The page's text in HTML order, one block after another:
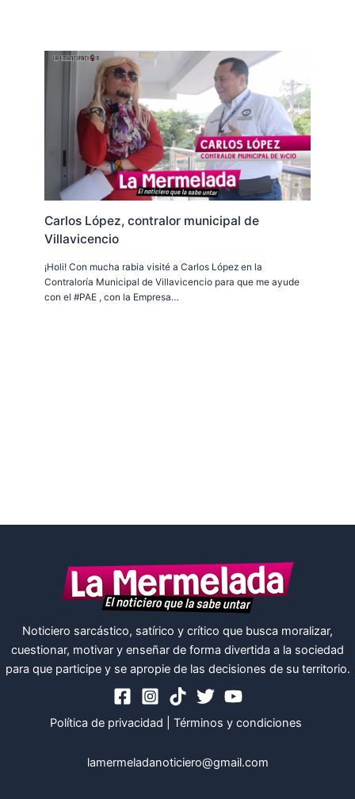
Carlos López, contralor municipal de
Villavicencio
¡Holi! Con mucha rabia visité a Carlos López en la
Contraloría Municipal de Villavicencio para que me ayude
con el #PAE , con la Empresa…
Noticiero sarcástico, satírico y crítico que busca moralizar,
cuestionar, motivar y enseñar de forma divertida a la sociedad
para que participe y se apropie de las decisiones de su territorio.
Política de privacidad Términos y condiciones
lamermeladanoticiero@gmail.com